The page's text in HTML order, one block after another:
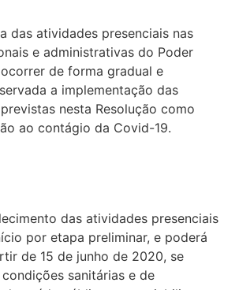
das atividades presenciais nas
e administrativas do Poder
de forma gradual e
a implementação das
nesta Resolução como
ao contágio da Covid-19.
das atividades presenciais
por etapa preliminar, e poderá
de 15 de junho de 2020, se
sanitárias e de